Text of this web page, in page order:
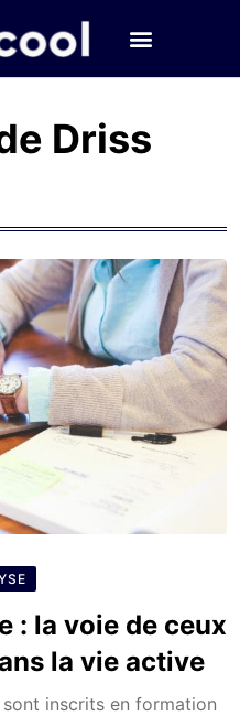
Driss
: la voie de ceux
la vie active
inscrits en formation